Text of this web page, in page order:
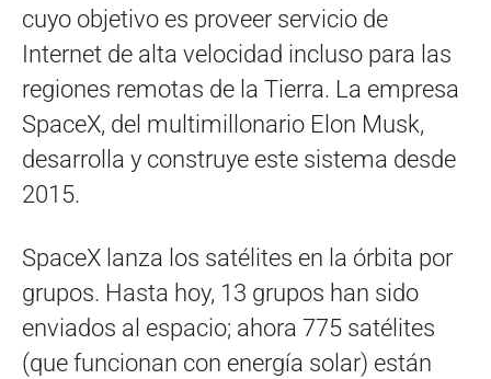
cuyo objetivo es proveer servicio de
Internet de alta velocidad incluso para las
regiones remotas de la Tierra. La empresa
SpaceX, del multimillonario Elon Musk,
desarrolla y construye este sistema desde
2015.
SpaceX lanza los satélites en la órbita por
grupos. Hasta hoy, 13 grupos han sido
enviados al espacio; ahora 775 satélites
(que funcionan con energía solar) están